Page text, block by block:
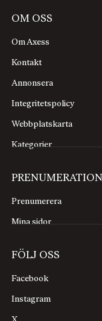
OM OSS
Om Axess
Kontakt
Annonsera
Integritetspolicy
Webbplatskarta
Kategorier
PRENUMERATION
Prenumerera
Mina sidor
FÖLJ OSS
Facebook
Instagram